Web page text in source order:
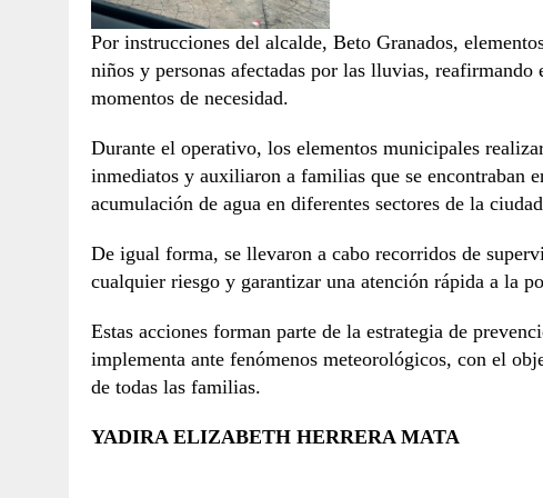
Por instrucciones del alcalde, Beto Granados,
niños y personas afectadas por las lluvias,
momentos de necesidad.
Durante el operativo, los elementos municipales
inmediatos y auxiliaron a familias que se encontraban
acumulación de agua en diferentes sectores de la
De igual forma, se llevaron a cabo recorridos de
cualquier riesgo y garantizar una atención rápida a la
Estas acciones forman parte de la estrategia de
implementa ante fenómenos meteorológicos, con el
de todas las familias.
YADIRA ELIZABETH HERRERA MATA